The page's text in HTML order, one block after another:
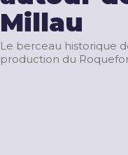
Millau
Le berceau historique
production du